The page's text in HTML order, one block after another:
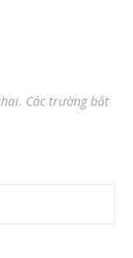
Các trường bắt